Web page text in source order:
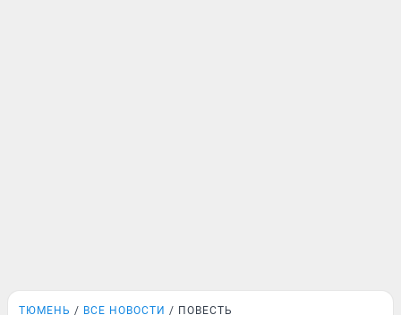
ТЮМЕНЬ ВСЕ НОВОСТИ ПОВЕСТЬ